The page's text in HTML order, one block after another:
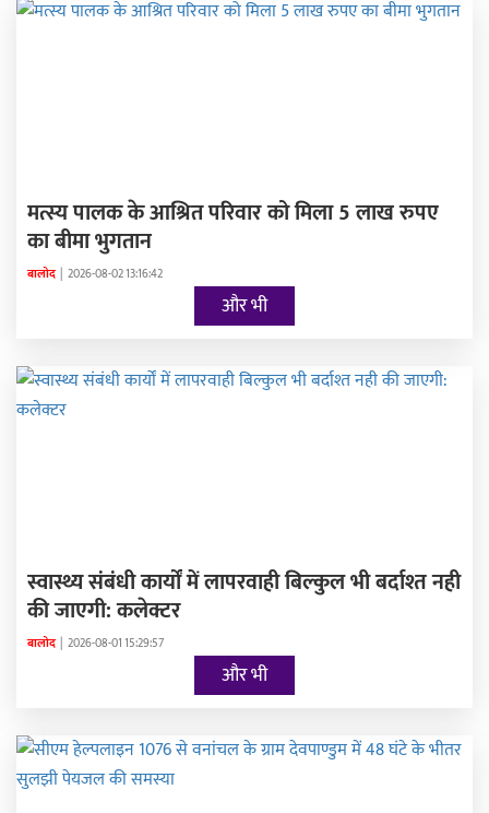
मत्स्य पालक के आश्रित परिवार को मिला 5 लाख रुपए
का बीमा भुगतान
बालोद | 2026-08-02 13:16:42
और भी
स्वास्थ्य संबंधी कार्यों में लापरवाही बिल्कुल भी बर्दाश्त नही
की जाएगी: कलेक्टर
बालोद | 2026-08-01 15:29:57
और भी